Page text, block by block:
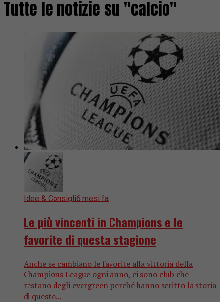
Tutte le notizie su "calcio"
Idee & Consigli6 mesi fa
Le più vincenti in Champions e le
favorite di questa stagione
Anche se cambiano le favorite alla vittoria della
Champions League ogni anno, ci sono club che
restano degli evergreen perché hanno scritto la storia
di questo...